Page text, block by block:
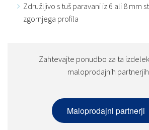
Združljivo s tuš paravani iz 6 ali 8 mm
zgornjega profila
Zahtevajte ponudbo za ta
maloprodajnih partnerjih
Maloprodajni partnerji